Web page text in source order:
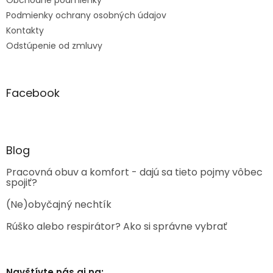
Podmienky ochrany osobných údajov
Kontakty
Odstúpenie od zmluvy
Facebook
Blog
Pracovná obuv a komfort - dajú sa tieto pojmy vôbec
spojiť?
(Ne)obyčajný nechtík
Rúško alebo respirátor? Ako si správne vybrať